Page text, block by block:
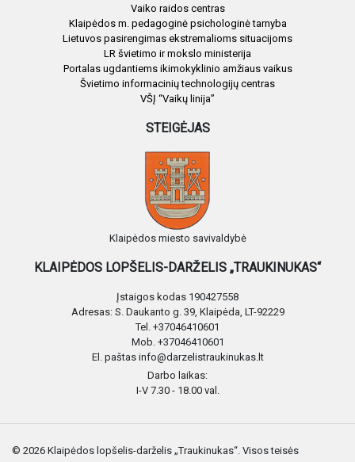
Vaiko raidos centras
Klaipėdos m. pedagoginė psichologinė tarnyba
Lietuvos pasirengimas ekstremalioms situacijoms
LR švietimo ir mokslo ministerija
Portalas ugdantiems ikimokyklinio amžiaus vaikus
Švietimo informacinių technologijų centras
VŠĮ “Vaikų linija”
STEIGĖJAS
Klaipėdos miesto savivaldybė
KLAIPĖDOS LOPŠELIS-DARŽELIS „TRAUKINUKAS“
Įstaigos kodas 190427558
Adresas: S. Daukanto g. 39, Klaipėda, LT-92229
Tel. +37046410601
Mob. +37046410601
El. paštas info@darzelistraukinukas.lt
Darbo laikas:
I-V 7.30 - 18.00 val.
© 2026 Klaipėdos lopšelis-darželis „Traukinukas“. Visos teisės